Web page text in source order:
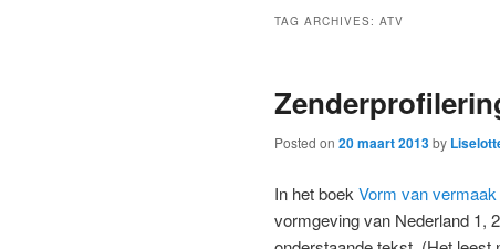
TAG ARCHIVES: ATV
Posted on 20 maart 2013by
In het boek Vorm van vermaak
vormgeving van Nederland 1,